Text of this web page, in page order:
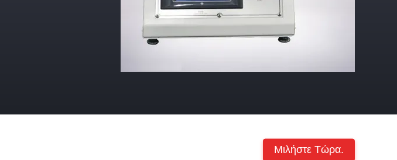
Μιλήστε Τώρα.